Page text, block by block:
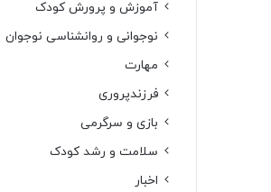
آموزش و پرورش کودک
نوجوانی و روانشناسی نوجوان
مهارت
فرزندپروری
بازی و سرگرمی
سلامت و رشد کودک
اخبار